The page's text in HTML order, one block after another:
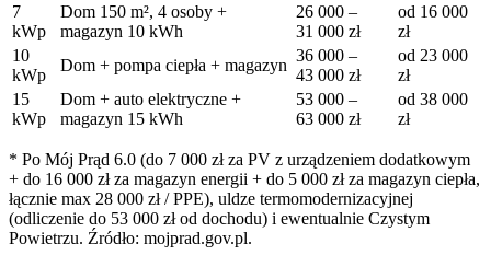
7
kWp
Dom 150 m², 4 osoby +
magazyn 10 kWh
26 000 –
31 000 zł
od 16 000
zł
10
kWp
Dom + pompa ciepła + magazyn
36 000 –
43 000 zł
od 23 000
zł
15
kWp
Dom + auto elektryczne +
magazyn 15 kWh
53 000 –
63 000 zł
od 38 000
zł
* Po Mój Prąd 6.0 (do 7 000 zł za PV z urządzeniem dodatkowym
+ do 16 000 zł za magazyn energii + do 5 000 zł za magazyn ciepła,
łącznie max 28 000 zł / PPE), uldze termomodernizacyjnej
(odliczenie do 53 000 zł od dochodu) i ewentualnie Czystym
Powietrzu. Źródło: mojprad.gov.pl.